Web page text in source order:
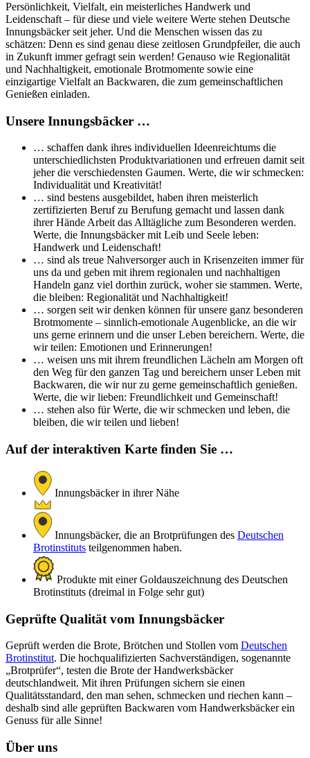
Persönlichkeit, Vielfalt, ein meisterliches Handwerk und
Leidenschaft – für diese und viele weitere Werte stehen Deutsche
Innungsbäcker seit jeher. Und die Menschen wissen das zu
schätzen: Denn es sind genau diese zeitlosen Grundpfeiler, die auch
in Zukunft immer gefragt sein werden! Genauso wie Regionalität
und Nachhaltigkeit, emotionale Brotmomente sowie eine
einzigartige Vielfalt an Backwaren, die zum gemeinschaftlichen
Genießen einladen.
Unsere Innungsbäcker …
… schaffen dank ihres individuellen Ideenreichtums die
unterschiedlichsten Produktvariationen und erfreuen damit seit
jeher die verschiedensten Gaumen. Werte, die wir schmecken:
Individualität und Kreativität!
… sind bestens ausgebildet, haben ihren meisterlich
zertifizierten Beruf zu Berufung gemacht und lassen dank
ihrer Hände Arbeit das Alltägliche zum Besonderen werden.
Werte, die Innungsbäcker mit Leib und Seele leben:
Handwerk und Leidenschaft!
… sind als treue Nahversorger auch in Krisenzeiten immer für
uns da und geben mit ihrem regionalen und nachhaltigen
Handeln ganz viel dorthin zurück, woher sie stammen. Werte,
die bleiben: Regionalität und Nachhaltigkeit!
… sorgen seit wir denken können für unsere ganz besonderen
Brotmomente – sinnlich-emotionale Augenblicke, an die wir
uns gerne erinnern und die unser Leben bereichern. Werte, die
wir teilen: Emotionen und Erinnerungen!
… weisen uns mit ihrem freundlichen Lächeln am Morgen oft
den Weg für den ganzen Tag und bereichern unser Leben mit
Backwaren, die wir nur zu gerne gemeinschaftlich genießen.
Werte, die wir lieben: Freundlichkeit und Gemeinschaft!
… stehen also für Werte, die wir schmecken und leben, die
bleiben, die wir teilen und lieben!
Auf der interaktiven Karte finden Sie …
Innungsbäcker in ihrer Nähe
Innungsbäcker, die an Brotprüfungen des Deutschen
Brotinstituts teilgenommen haben.
Produkte mit einer Goldauszeichnung des Deutschen
Brotinstituts (dreimal in Folge sehr gut)
Geprüfte Qualität vom Innungsbäcker
Geprüft werden die Brote, Brötchen und Stollen vom Deutschen
Brotinstitut. Die hochqualifizierten Sachverständigen, sogenannte
„Brotprüfer“, testen die Brote der Handwerksbäcker
deutschlandweit. Mit ihren Prüfungen sichern sie einen
Qualitätsstandard, den man sehen, schmecken und riechen kann –
deshalb sind alle geprüften Backwaren vom Handwerksbäcker ein
Genuss für alle Sinne!
Über uns